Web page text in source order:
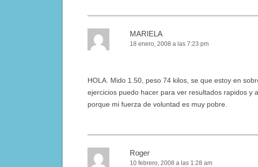
MARIELA
18 enero, 2008 a las 7:23 pm
HOLA. Mido 1.50, peso 74 kilos, se que estoy en
ejercicios puedo hacer para ver resultados rapidos y
porque mi fuerza de voluntad es muy pobre.
Roger
10 febrero, 2008 a las 1:28 am